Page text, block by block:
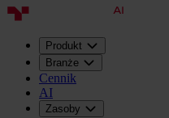
Produkt
Branże
Cennik
AI
Zasoby